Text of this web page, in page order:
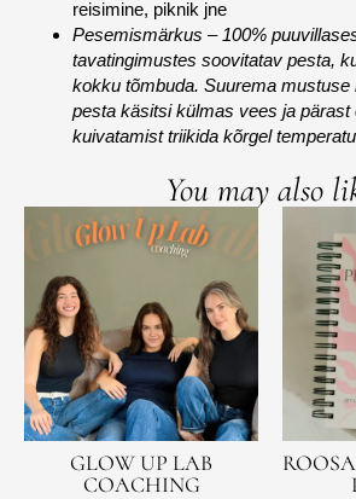
reisimine, piknik jne
Pesemismärkus – 100%
tavatingimustes soovitatav pesta,
kokku tõmbuda. Suurema mustuse
pesta käsitsi külmas vees ja pärast
kuivatamist triikida kõrgel
You may also
GLOW UP LAB
COACHING